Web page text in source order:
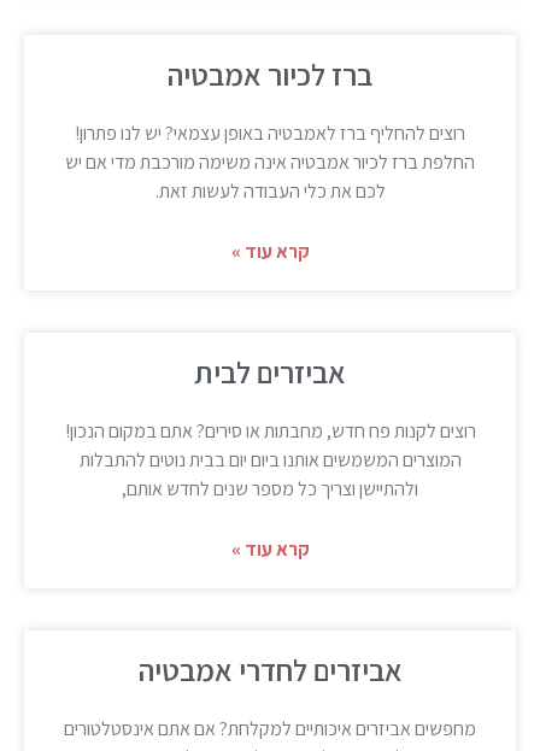
ברז לכיור אמבטיה
רוצים להחליף ברז לאמבטיה באופן עצמאי? יש לנו פתרון!
החלפת ברז לכיור אמבטיה אינה משימה מורכבת מדי אם יש
לכם את כלי העבודה לעשות זאת.
קרא עוד »
אביזרים לבית
רוצים לקנות פח חדש, מחבתות או סירים? אתם במקום הנכון!
המוצרים המשמשים אותנו ביום יום בבית נוטים להתבלות
ולהתיישן וצריך כל מספר שנים לחדש אותם,
קרא עוד »
אביזרים לחדרי אמבטיה
מחפשים אביזרים איכותיים למקלחת? אם אתם אינסטלטורים